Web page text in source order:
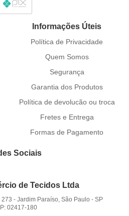
Informações Úteis
Política de Privacidade
Quem Somos
Segurança
Garantia dos Produtos
Política de devolucão ou troca
Fretes e Entrega
Formas de Pagamento
Sociais
de Tecidos Ltda
273 - Jardim Paraíso, São Paulo - SP
02417-180